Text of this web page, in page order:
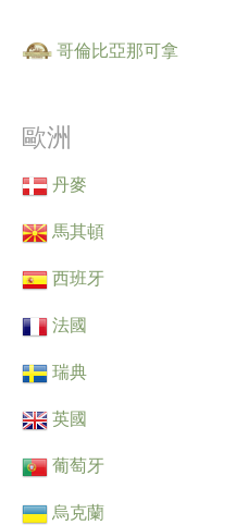
哥倫比亞那可拿
歐洲
丹麥
馬其頓
西班牙
法國
瑞典
英國
葡萄牙
烏克蘭